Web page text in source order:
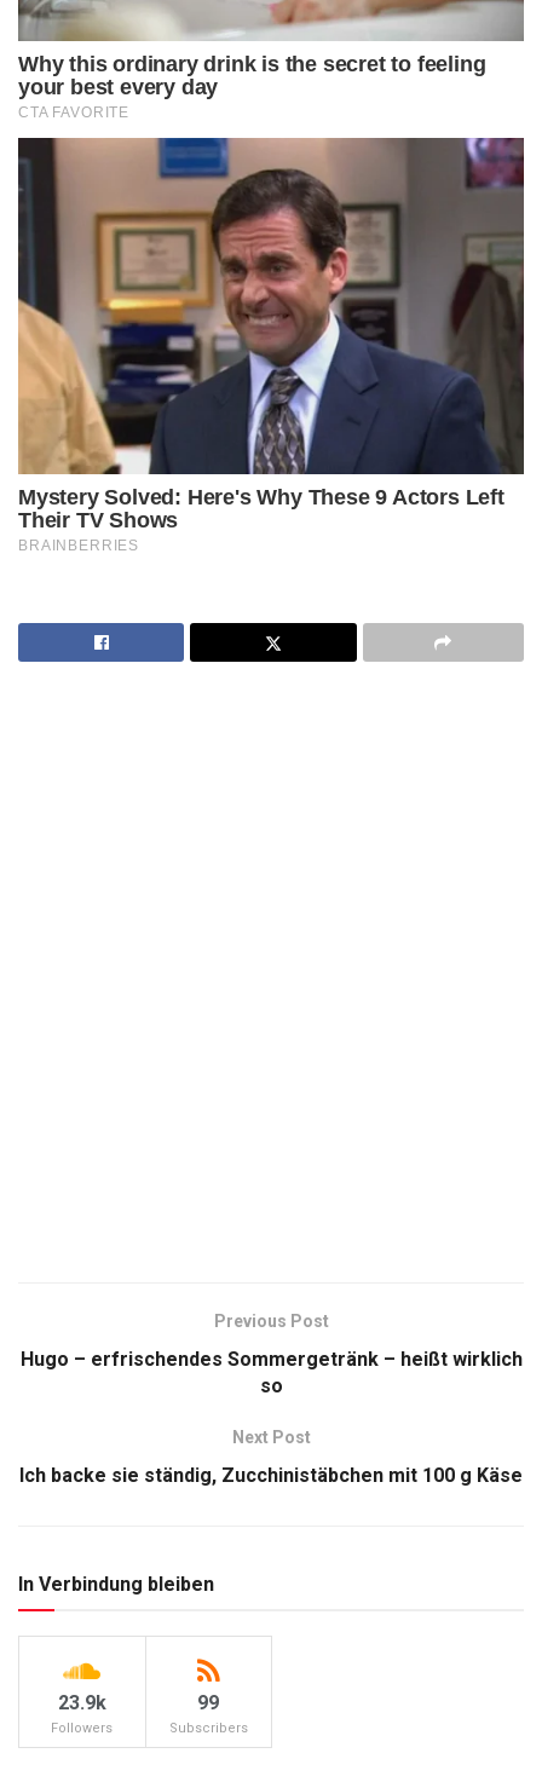
Previous Post
Hugo – erfrischendes Sommergetränk – heißt wirklich
so
Next Post
Ich backe sie ständig, Zucchinistäbchen mit 100 g Käse
In Verbindung bleiben
23.9k
Followers
99
Subscribers